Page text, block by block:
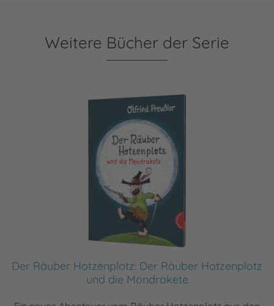
Weitere Bücher der Serie
Der Räuber Hotzenplotz: Der Räuber Hotzenplotz
und die Mondrakete